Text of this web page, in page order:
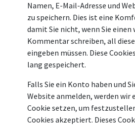
Namen, E-Mail-Adresse und
zu speichern. Dies ist eine
damit Sie nicht, wenn Sie einen
Kommentar schreiben, all
eingeben müssen. Diese
lang gespeichert.
Falls Sie ein Konto haben und
Website anmelden, werden wir
Cookie setzen, um
Cookies akzeptiert. Dieses